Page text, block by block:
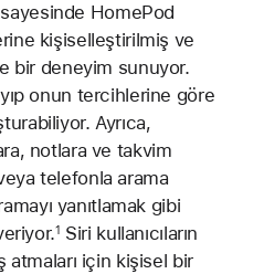
sayesinde HomePod
kişiselleştirilmiş ve
bir deneyim sunuyor.
onun tercihlerine göre
Ayrıca,
notlara ve takvim
telefonla arama
yanıtlamak gibi
1 Siri kullanıcıların
atmaları için kişisel bir